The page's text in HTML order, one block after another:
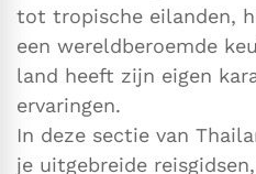
tot tropische eilanden,
een wereldberoemde
land heeft zijn eigen
ervaringen.
In deze sectie van
je uitgebreide